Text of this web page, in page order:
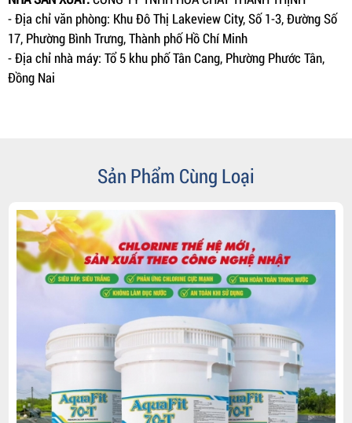
- Địa chỉ văn phòng: Khu Đô Thị Lakeview City, Số 1-3, Đường Số
17, Phường Bình Trưng, Thành phố Hồ Chí Minh
- Địa chỉ nhà máy: Tổ 5 khu phố Tân Cang, Phường Phước Tân,
Đồng Nai
Sản Phẩm Cùng Loại